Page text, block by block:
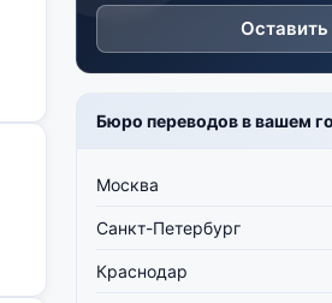
Оставить
Бюро переводов в вашем
Москва
Санкт-Петербург
Краснодар